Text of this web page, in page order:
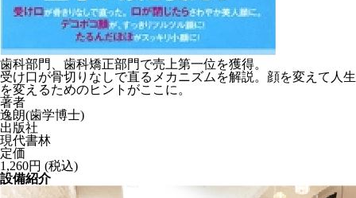
歯科部門、歯科矯正部門で売上第一位を獲得。
受け口が骨切りなしで直るメカニズムを解説。顔を変えて人生
を変えるためのヒントがここに。
著者
逸朗(歯学博士)
出版社
現代書林
定価
1,260円 (税込)
設備紹介